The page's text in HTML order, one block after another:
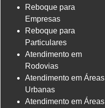
Reboque para
Empresas
Reboque para
Particulares
Atendimento em
Rodovias
Atendimento em Áreas
Urbanas
Atendimento em Áreas